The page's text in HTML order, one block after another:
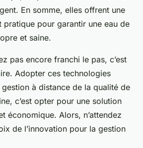
En somme, elles offrent une
pratique pour garantir une eau de
et saine.
pas encore franchi le pas, c’est
Adopter ces technologies
à distance de la qualité de
c’est opter pour une solution
économique. Alors, n’attendez
de l’innovation pour la gestion